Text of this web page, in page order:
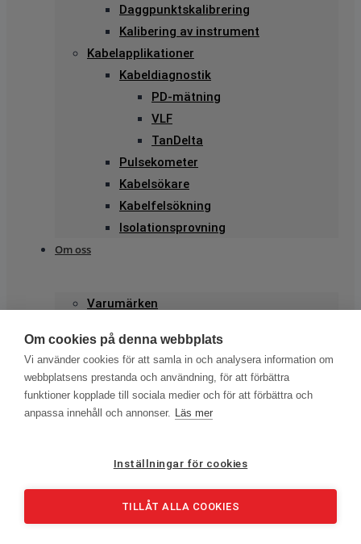
Om cookies på denna webbplats
Vi använder cookies för att samla in och analysera information om
webbplatsens prestanda och användning, för att förbättra
funktioner kopplade till sociala medier och för att förbättra och
anpassa innehåll och annonser. Läs mer
Inställningar för cookies
TILLÅT ALLA COOKIES
Daggpunktskalibrering
Kalibering av instrument
Kabelapplikationer
Kabeldiagnostik
PD-mätning
VLF
TanDelta
Pulsekometer
Kabelsökare
Kabelfelsökning
Isolationsprovning
Om oss
Varumärken
Nyhetsbrev
Hem
Brytarprovning
Tidmätare
Mikroohmmetrar